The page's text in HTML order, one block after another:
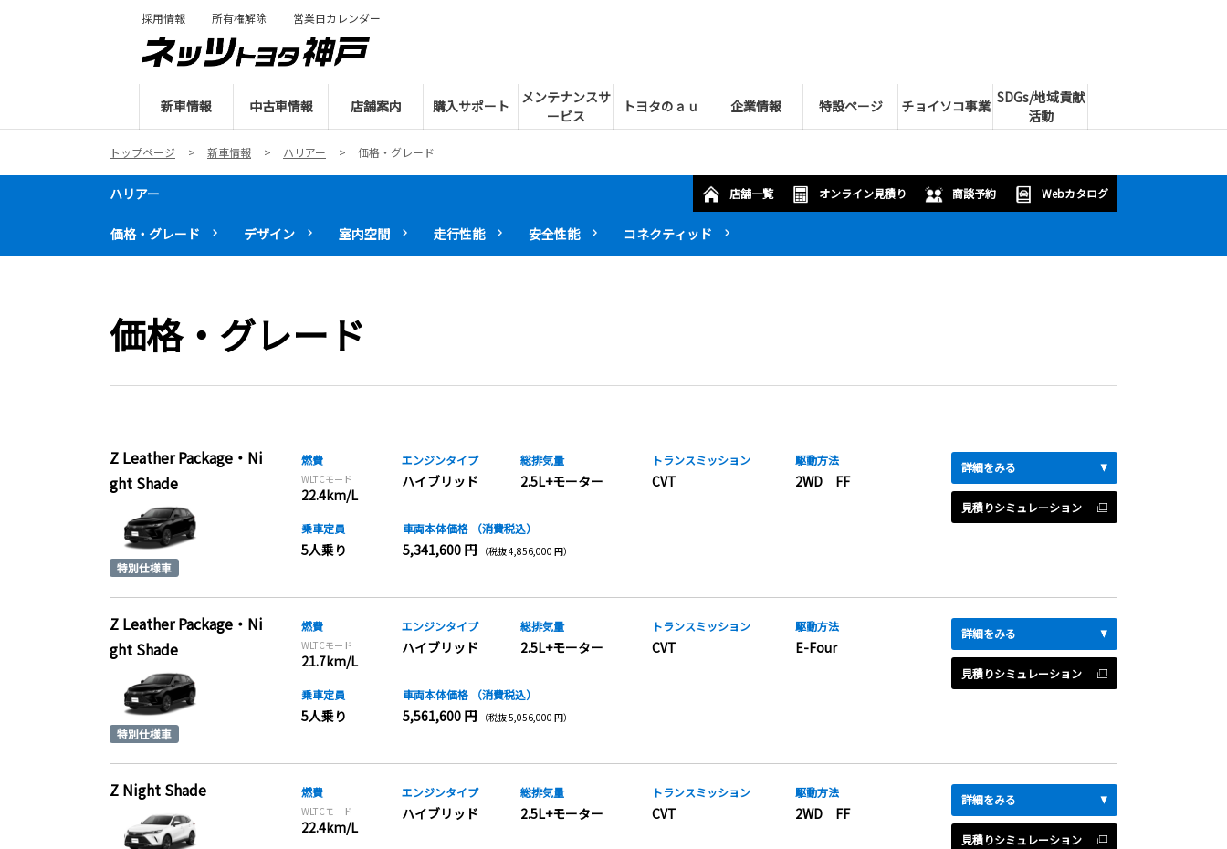
新車情報 中古車情報 店舗案内 購入サポート
メンテナンスサ
ービス
トヨタのａｕ 企業情報 特設ページ チョイソコ事業 SDGs/地域貢献
活動
採用情報 所有権解除 営業日カレンダー
トップページ 新車情報 ハリアー 価格・グレード
ハリアー 店舗一覧 オンライン見積り 商談予約 Webカタログ
価格・グレード デザイン 室内空間 走行性能 安全性能 コネクティッド
価格・グレード
Z Leather Package・Ni
ght Shade
燃費
WLTCモード
22.4km/L
エンジンタイプ
ハイブリッド
総排気量
2.5L+モーター
トランスミッション
CVT
駆動方法
2WD FF
乗車定員
5人乗り
車両本体価格 （消費税込）
5,341,600 円 （税抜 4,856,000 円）
詳細をみる
見積りシミュレーション
Z Leather Package・Ni
ght Shade
燃費
WLTCモード
21.7km/L
エンジンタイプ
ハイブリッド
総排気量
2.5L+モーター
トランスミッション
CVT
駆動方法
E-Four
乗車定員
5人乗り
車両本体価格 （消費税込）
5,561,600 円 （税抜 5,056,000 円）
詳細をみる
見積りシミュレーション
Z Night Shade 燃費
WLTCモード
22.4km/L
エンジンタイプ
ハイブリッド
総排気量
2.5L+モーター
トランスミッション
CVT
駆動方法
2WD FF
詳細をみる
見積りシミュレーション